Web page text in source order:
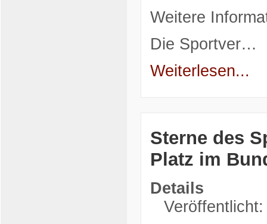
Weitere
Die Sportver…
Weiterlesen...
Sterne des
Platz im
Details